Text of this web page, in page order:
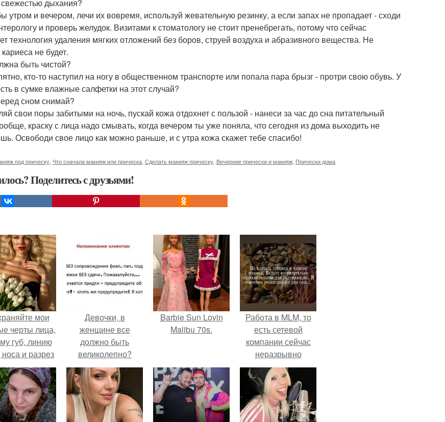
дыхания?
утром и вечером, лечи их вовремя, используй жевательную резинку, а если запах не пропадает - сходи
и проверь желудок. Визитами к стоматологу не стоит пренебрегать, потому что сейчас
технология удаления мягких отложений без боров, струей воздуха и абразивного вещества. Не
не будет.
быть чистой?
кто-то наступил на ногу в общественном транспорте или попала пара брызг - протри свою обувь. У
в сумке влажные салфетки на этот случай?
сном снимай?
свои поры забитыми на ночь, пускай кожа отдохнет с пользой - нанеси за час до сна питательный
краску с лица надо смывать, когда вечером ты уже поняла, что сегодня из дома выходить не
Освободи свое лицо как можно раньше, и с утра кожа скажет тебе спасибо!
под прическу Что сначала макияж или прическа Сделать макияж прическу Вечерние прически и макияж Прически дома
Поделитесь с друзьями!
мои
черты лица,
губ, линию
носа и разрез
глаз.
Девочки, в
женщине все
должно быть
великолепно?
Barbie Sun Lovin
Malibu 70s.
Работа в MLM, то
есть сетевой
компании сейчас
неразрывно
связана с создание
своего контента,
своей страницы в
соц сетях.